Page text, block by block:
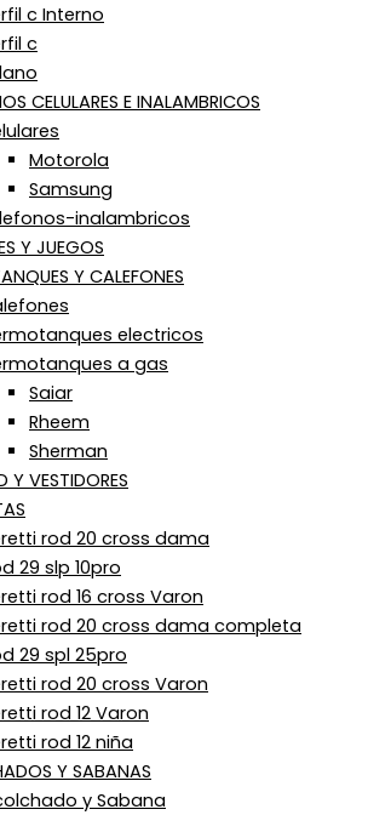
c Interno
c
CELULARES E INALAMBRICOS
Motorola
Samsung
inalambricos
Y JUEGOS
Y CALEFONES
electricos
a gas
Saiar
Rheem
Sherman
Y VESTIDORES
rod 20 cross dama
29 slp 10pro
rod 16 cross Varon
rod 20 cross dama completa
29 spl 25pro
rod 20 cross Varon
rod 12 Varon
rod 12 niña
Y SABANAS
y Sabana